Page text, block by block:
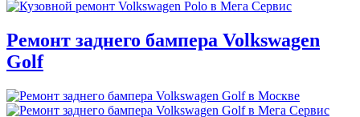
Ремонт заднего бампера Volkswagen
Golf